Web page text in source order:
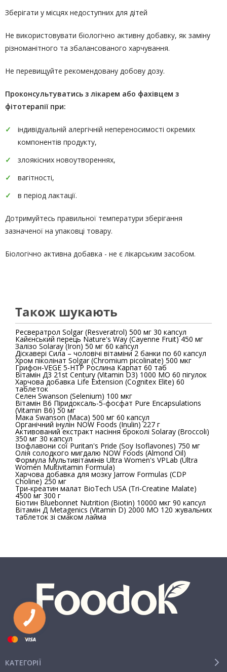
Зберігати у місцях недоступних для дітей
Не використовувати біологічно активну добавку, як заміну
різноманітного та збалансованого харчування.
Не перевищуйте рекомендовану добову дозу.
Проконсультуватись з лікарем або фахівцем з
фітотерапії при:
індивідуальній алергічній непереносимості окремих
компонентів продукту,
злоякісних новоутвореннях,
вагітності,
в період лактації.
Дотримуйтесь правильної температури зберігання
зазначеної на упаковці товару.
Біологічно активна добавка - не є лікарським засобом.
Також шукають
Ресвератрол Solgar (Resveratrol) 500 мг 30 капсул
Кайєнський перець Nature's Way (Cayenne Fruit) 450 мг
Залізо Solaray (Iron) 50 мг 60 капсул
Діскавері Сила – чоловічі вітаміни 2 банки по 60 капсул
Хром піколінат Solgar (Chromium picolinate) 500 мкг
Грифон-VEGE 5-HTP Рослина Карпат 60 таб
Вітамін Д3 21st Century (Vitamin D3) 1000 МО 60 пігулок
Харчова добавка Life Extension (Cognitex Elite) 60
таблеток
Селен Swanson (Selenium) 100 мкг
Вітамін В6 Піридоксаль-5-фосфат Pure Encapsulations
(Vitamin B6) 50 мг
Мака Swanson (Maca) 500 мг 60 капсул
Органічний інулін NOW Foods (Inulin) 227 г
Активований екстракт насіння броколі Solaray (Broccoli)
350 мг 30 капсул
Ізофлавони сої Puritan's Pride (Soy Isoflavones) 750 мг
Олія солодкого мигдалю NOW Foods (Almond Oil)
Формула Мультивітамінів Ultra Women's VPLab (Ultra
Women Multivitamin Formula)
Харчова добавка для мозку Jarrow Formulas (CDP
Choline) 250 мг
Три-креатин малат BioTech USA (Tri-Creatine Malate)
4500 мг 300 г
Біотин Bluebonnet Nutrition (Biotin) 10000 мкг 90 капсул
Вітамін Д Metagenics (Vitamin D) 2000 МО 120 жувальних
таблеток зі смаком лайма
КАТЕГОРІЇ